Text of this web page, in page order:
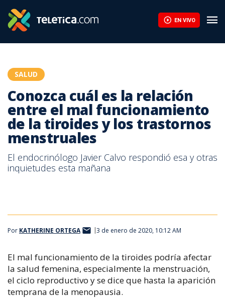
EN VIVO
SALUD
Conozca cuál es la relación
entre el mal funcionamiento
de la tiroides y los trastornos
menstruales
El endocrinólogo Javier Calvo respondió esa y otras
inquietudes esta mañana
Por KATHERINE ORTEGA 3 de enero de 2020, 10:12 AM
El mal funcionamiento de la tiroides podría afectar
la salud femenina, especialmente la menstruación,
el ciclo reproductivo y se dice que hasta la aparición
temprana de la menopausia.